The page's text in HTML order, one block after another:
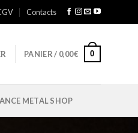
Contacts
PANIER / 0,00€ 0
METAL SHOP